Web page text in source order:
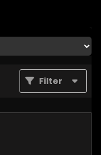
Filter